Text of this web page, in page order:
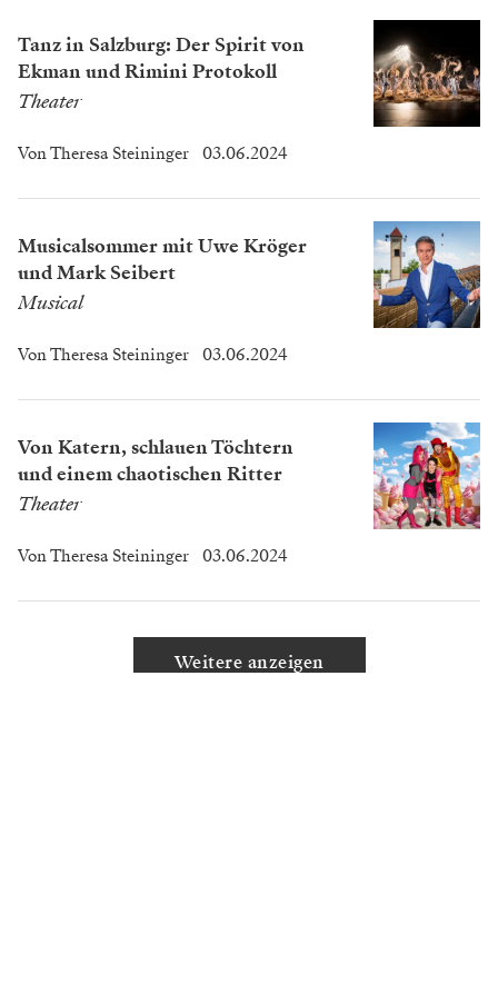
Tanz in Salzburg: Der Spirit von
Ekman und Rimini Protokoll
Theater
VonTheresa Steininger 03.06.2024
Musicalsommer mit Uwe Kröger
und Mark Seibert
Musical
VonTheresa Steininger 03.06.2024
Von Katern, schlauen Töchtern
und einem chaotischen Ritter
Theater
VonTheresa Steininger 03.06.2024
Weitere anzeigen